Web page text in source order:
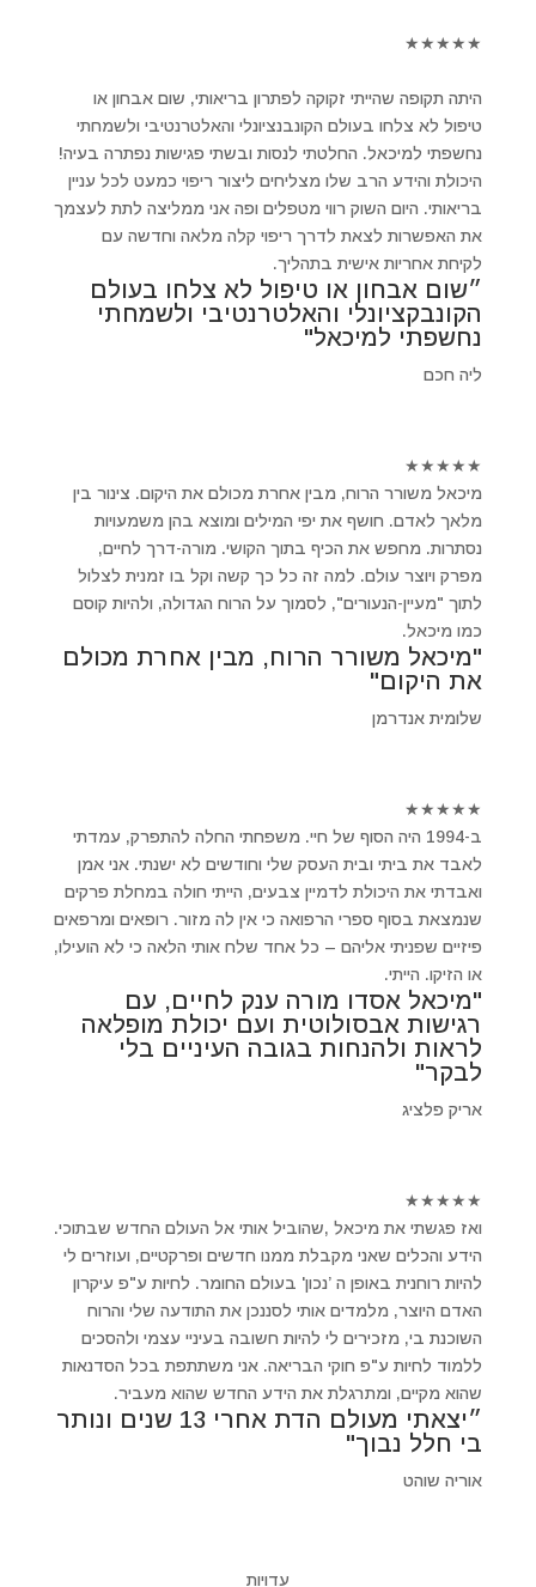
★
★
★
★
★
היתה תקופה שהייתי זקוקה לפתרון בריאותי, שום אבחון או
טיפול לא צלחו בעולם הקונבנציונלי והאלטרנטיבי ולשמחתי
נחשפתי למיכאל. החלטתי לנסות ובשתי פגישות נפתרה בעיה!
היכולת והידע הרב שלו מצליחים ליצור ריפוי כמעט לכל עניין
בריאותי. היום השוק רווי מטפלים ופה אני ממליצה לתת לעצמך
את האפשרות לצאת לדרך ריפוי קלה מלאה וחדשה עם
לקיחת אחריות אישית בתהליך.
״שום אבחון או טיפול לא צלחו בעולם
הקונבקציונלי והאלטרנטיבי ולשמחתי
נחשפתי למיכאל"
ליה חכם
★
★
★
★
★
מיכאל משורר הרוח, מבין אחרת מכולם את היקום. צינור בין
מלאך לאדם. חושף את יפי המילים ומוצא בהן משמעויות
נסתרות. מחפש את הכיף בתוך הקושי. מורה-דרך לחיים,
מפרק ויוצר עולם. למה זה כל כך קשה וקל בו זמנית לצלול
לתוך "מעיין-הנעורים", לסמוך על הרוח הגדולה, ולהיות קוסם
כמו מיכאל.
"מיכאל משורר הרוח, מבין אחרת מכולם
את היקום"
שלומית אנדרמן
★
★
★
★
★
ב-1994 היה הסוף של חיי. משפחתי החלה להתפרק, עמדתי
לאבד את ביתי ובית העסק שלי וחודשים לא ישנתי. אני אמן
ואבדתי את היכולת לדמיין צבעים, הייתי חולה במחלת פרקים
שנמצאת בסוף ספרי הרפואה כי אין לה מזור. רופאים ומרפאים
פיזיים שפניתי אליהם – כל אחד שלח אותי הלאה כי לא הועילו,
או הזיקו. הייתי.
"מיכאל אסדו מורה ענק לחיים, עם
רגישות אבסולוטית ועם יכולת מופלאה
לראות ולהנחות בגובה העיניים בלי
לבקר"
אריק פלציג
★
★
★
★
★
ואז פגשתי את מיכאל ,שהוביל אותי אל העולם החדש שבתוכי.
הידע והכלים שאני מקבלת ממנו חדשים ופרקטיים, ועוזרים לי
להיות רוחנית באופן ה ’נכון' בעולם החומר. לחיות ע"פ עיקרון
האדם היוצר, מלמדים אותי לסננכן את התודעה שלי והרוח
השוכנת בי, מזכירים לי להיות חשובה בעיניי עצמי ולהסכים
ללמוד לחיות ע"פ חוקי הבריאה. אני משתתפת בכל הסדנאות
שהוא מקיים, ומתרגלת את הידע החדש שהוא מעביר.
״יצאתי מעולם הדת אחרי 13 שנים ונותר
בי חלל נבוך"
אוריה שוהט
עדויות